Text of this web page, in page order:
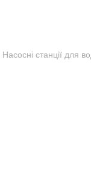
Насосні станції для